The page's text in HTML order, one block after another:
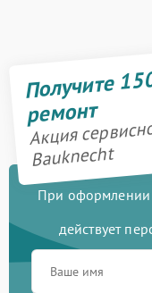
Получите
ремонт
Акция
Bauknecht
При оформлении
действует